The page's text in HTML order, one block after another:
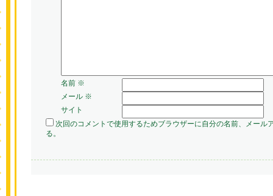
名前 ※
メール ※
サイト
次回のコメントで使用するためブラウザーに自分の名前、メール
る。